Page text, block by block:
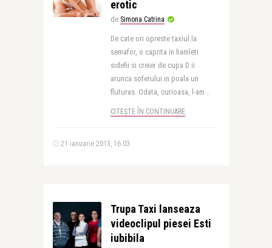
erotic
de Simona Catrina
De cate ori opreste taxiul la
semafor, o caprita in hamleti
sidefii si creier de cupa D ii
arunca soferului in poala un
fluturas. Odata, curioasa, l-am ..
CITEȘTE ÎN CONTINUARE
21 ianuarie 2013, 16:03
Trupa Taxi lanseaza
videoclipul piesei Esti
iubibila